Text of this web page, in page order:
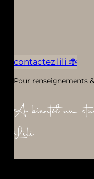
contactez lili 🐞
Pour renseignements
A bientôt au
Lili